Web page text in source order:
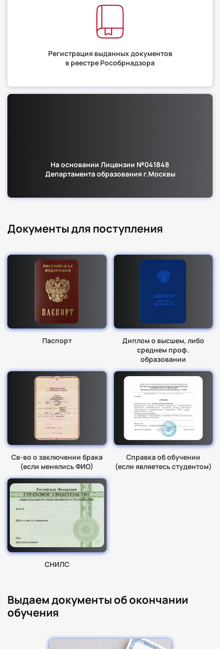
Регистрация выданных документов
в реестре Рособрнадзора
На основании Лицензии №041848
Департамента образования г.Москвы
Документы для поступления
Паспорт
Диплом о высшем, либо
среднем проф.
образовании
Св-во о заключении брака
(если менялись ФИО)
Справка об обучении
(если являетесь студентом)
СНИЛС
Выдаем документы об окончании
обучения